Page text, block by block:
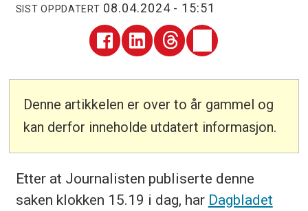
SIST OPPDATERT 08.04.2024 - 15:51
Denne artikkelen er over to år gammel og
kan derfor inneholde utdatert informasjon.
Etter at Journalisten publiserte denne
saken klokken 15.19 i dag, har Dagbladet